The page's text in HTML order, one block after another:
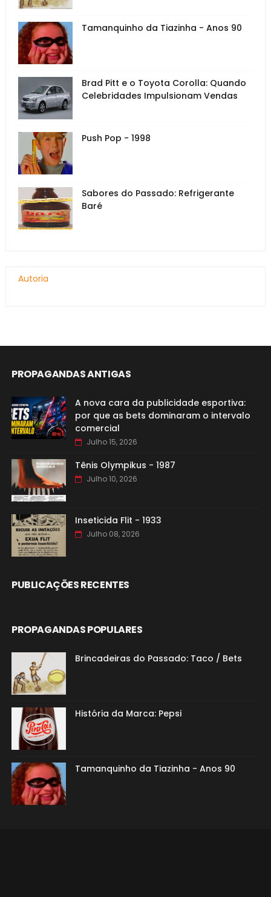
Tamanquinho da Tiazinha - Anos 90
Brad Pitt e o Toyota Corolla: Quando
Celebridades Impulsionam Vendas
Push Pop - 1998
Sabores do Passado: Refrigerante
Baré
Autoria
PROPAGANDAS ANTIGAS
A nova cara da publicidade esportiva:
por que as bets dominaram o intervalo
comercial
Julho 15, 2026
Tênis Olympikus - 1987
Julho 10, 2026
Inseticida Flit - 1933
Julho 08, 2026
PUBLICAÇÕES RECENTES
PROPAGANDAS POPULARES
Brincadeiras do Passado: Taco / Bets
História da Marca: Pepsi
Tamanquinho da Tiazinha - Anos 90